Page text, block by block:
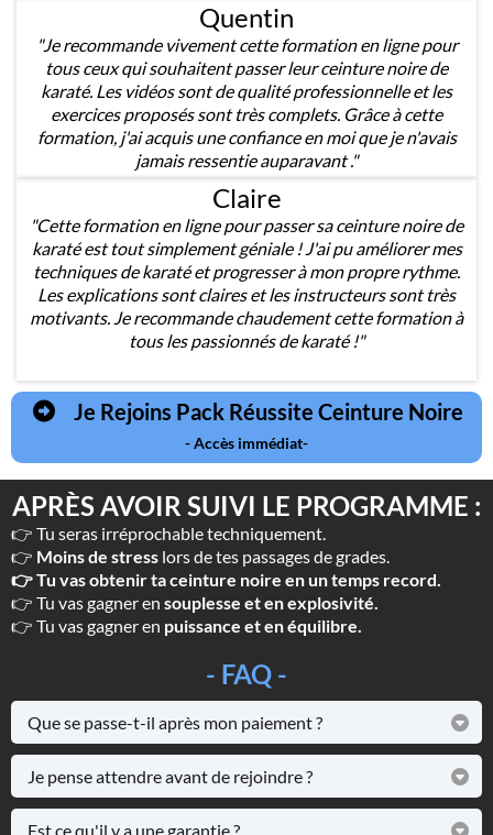
Quentin
"Je recommande vivement cette formation en ligne pour
tous ceux qui souhaitent passer leur ceinture noire de
karaté. Les vidéos sont de qualité professionnelle et les
exercices proposés sont très complets. Grâce à cette
formation, j'ai acquis une confiance en moi que je n'avais
jamais ressentie auparavant ."
Claire
"Cette formation en ligne pour passer sa ceinture noire de
karaté est tout simplement géniale ! J'ai pu améliorer mes
techniques de karaté et progresser à mon propre rythme.
Les explications sont claires et les instructeurs sont très
motivants. Je recommande chaudement cette formation à
tous les passionnés de karaté !"
Je Rejoins Pack Réussite Ceinture Noire
- Accès immédiat-
APRÈS AVOIR SUIVI LE PROGRAMME :
👉 Tu seras irréprochable techniquement.
👉 Moins de stress lors de tes passages de grades.
👉 Tu vas obtenir ta ceinture noire en un temps record.
👉 Tu vas gagner en souplesse et en explosivité.
👉 Tu vas gagner en puissance et en équilibre.
- FAQ -
Que se passe-t-il après mon paiement ?
Tu reçois directement tes accès par mail, tu devras te créer
un compte, ensuite tu auras accès à l'ensemble du
programme.
Je pense attendre avant de rejoindre ?
Oui mais le prix risque d’augmenter. Le meilleur moment
pour rejoindre ce programme c'est maintenant 😉
Est ce qu'il y a une garantie ?